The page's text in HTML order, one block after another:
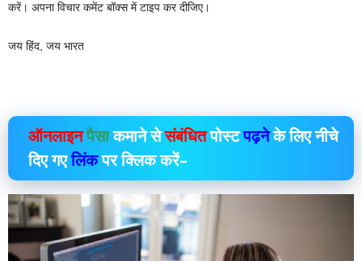
करें। अपना विचार कमेंट बॉक्स में टाइप कर दीजिए।
जय हिंद, जय भारत
ऑनलाइनपैसाकमाने सेसंबंधितपोस्टपढ़नेके लिए नीचे
दिए गएलिंकपर क्लिक करें–